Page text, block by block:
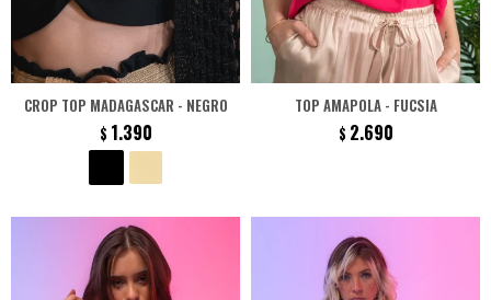
CROP TOP MADAGASCAR - NEGRO
$ 1.390
TOP AMAPOLA - FUCSIA
$ 2.690